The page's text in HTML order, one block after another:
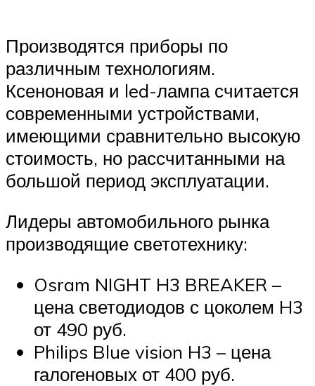
Производятся приборы по
различным технологиям.
Ксеноновая и led-лампа считается
современными устройствами,
имеющими сравнительно высокую
стоимость, но рассчитанными на
большой период эксплуатации.
Лидеры автомобильного рынка
производящие светотехнику:
Osram NIGHT H3 BREAKER –
цена светодиодов с цоколем H3
от 490 руб.
Philips Blue vision H3 – цена
галогеновых от 400 руб.